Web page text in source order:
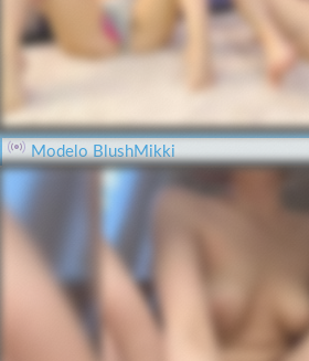
Modelo BlushMikki